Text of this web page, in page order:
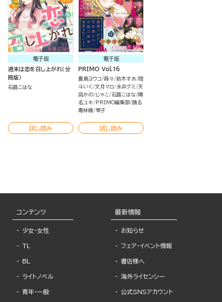
電子版
週末は恋を召し上がれ（分
冊版）
石蕗こはな
試し読み
電子版
PRIMO Vol.16
豊島ヨウコ 蒔々 紡木すあ
陸
斗いく 文月マロ 永井グミ 天
凪かの じゃこ 石蕗こはな 陽
名ユキ
PRIMO編集部 踊る
毒林檎 琴子
試し読み
コンテンツ
少女・女性
TL
BL
ライトノベル
青年・一般
最新情報
お知らせ
フェア・イベント情報
書店様へ
海外ライセンシー
公式SNSアカウント